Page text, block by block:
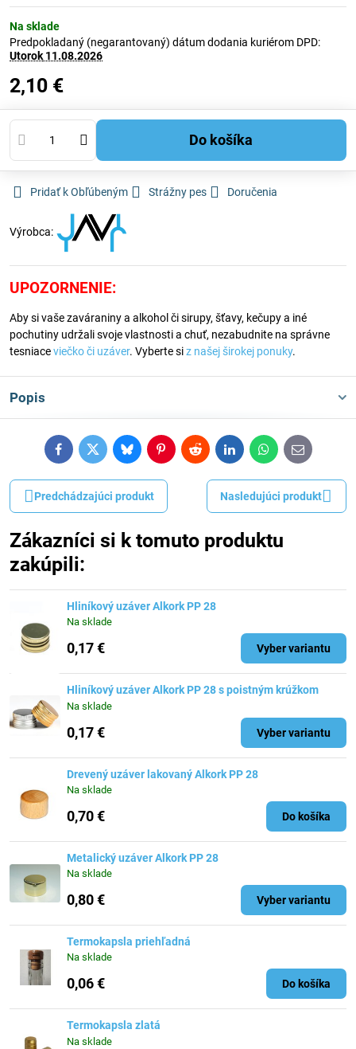
Na sklade
Predpokladaný (negarantovaný) dátum dodania kuriérom DPD:
Utorok 11.08.2026
2,10 €
Do košíka
Pridať k Obľúbeným Strážny pes Doručenia
Výrobca:
UPOZORNENIE:
Aby si vaše zaváraniny a alkohol či sirupy, šťavy, kečupy a iné
pochutiny udržali svoje vlastnosti a chuť, nezabudnite na správne
tesniaceviečko či uzáver. Vyberte siz našej širokej ponuky.
Popis
FacebookTwitterBlueskyPinterestRedditLinkedInWhatsApp
E-
mail
Predchádzajúci produkt Nasledujúci produkt
Zákazníci si k tomuto produktu
zakúpili:
Hliníkový uzáver Alkork PP 28
Na sklade
0,17 € Vyber variantu
Hliníkový uzáver Alkork PP 28 s poistným krúžkom
Na sklade
0,17 € Vyber variantu
Drevený uzáver lakovaný Alkork PP 28
Na sklade
0,70 € Do košíka
Metalický uzáver Alkork PP 28
Na sklade
0,80 € Vyber variantu
Termokapsla priehľadná
Na sklade
0,06 € Do košíka
Termokapsla zlatá
Na sklade